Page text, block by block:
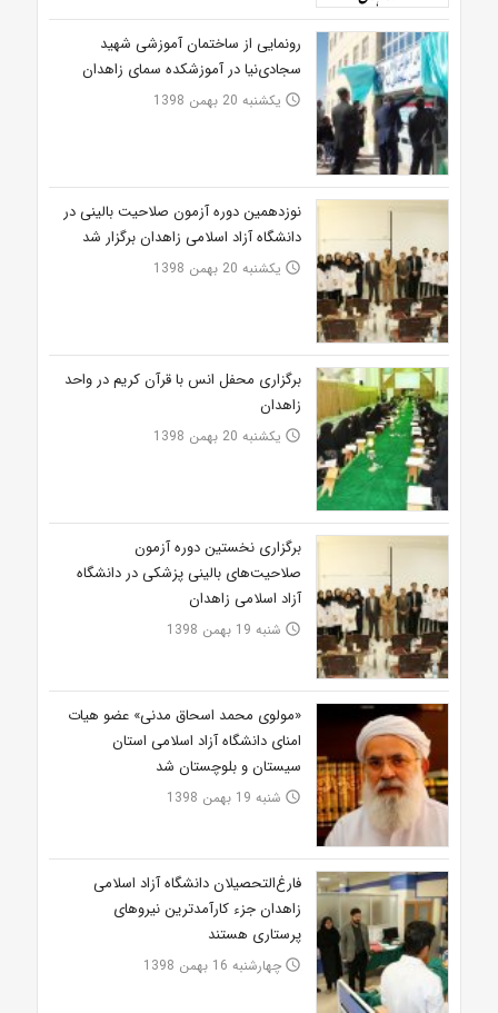
رونمایی از ساختمان آموزشی شهید
سجادی‌نیا در آموزشکده سمای زاهدان
access_time یکشنبه 20 بهمن 1398
نوزدهمین دوره آزمون صلاحیت بالینی در
دانشگاه آزاد اسلامی زاهدان برگزار شد
access_time یکشنبه 20 بهمن 1398
برگزاری محفل انس با قرآن کریم در واحد
زاهدان‎
access_time یکشنبه 20 بهمن 1398
برگزاری نخستین دوره آزمون
صلاحیت‌های بالینی پزشکی در دانشگاه
آزاد اسلامی زاهدان
access_time شنبه 19 بهمن 1398
«مولوی محمد اسحاق مدنی» عضو هیات
امنای دانشگاه آزاد اسلامی استان
سیستان و بلوچستان شد
access_time شنبه 19 بهمن 1398
فارغ‌التحصیلان دانشگاه آزاد اسلامی
زاهدان جزء کارآمدترین نیروهای
پرستاری هستند
access_time چهارشنبه 16 بهمن 1398